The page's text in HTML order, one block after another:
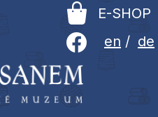
en / de
E-SHOP